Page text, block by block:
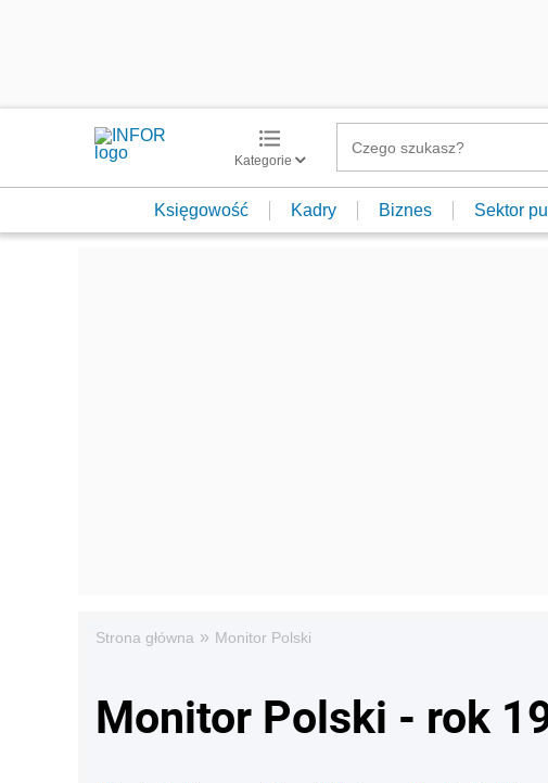
Kategorie
Księgowość Kadry Biznes Sektor
Strona główna » Monitor Polski
Monitor Polski - rok